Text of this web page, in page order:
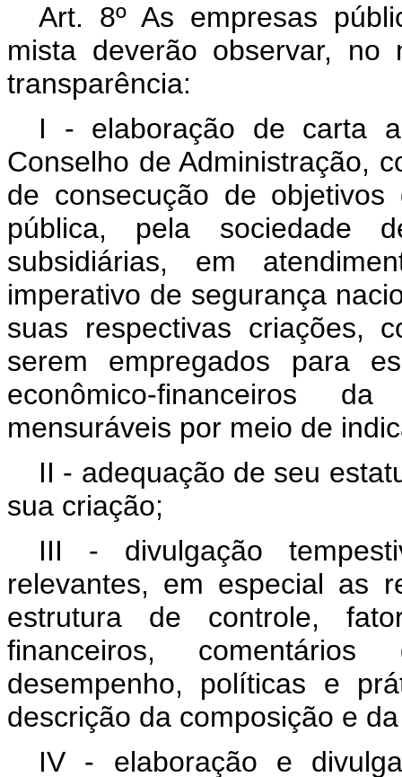
Art. 8º As empresas
mista deverão observar, no
transparência:
I - elaboração de carta
Conselho de Administração,
de consecução de
pública, pela sociedade
subsidiárias, em
imperativo de segurança
suas respectivas criações,
serem empregados para
econômico-financeiros
mensuráveis por meio de
II - adequação de seu
sua criação;
III - divulgação
relevantes, em especial as
estrutura de controle,
financeiros,
desempenho, políticas e
descrição da composição e
IV - elaboração e